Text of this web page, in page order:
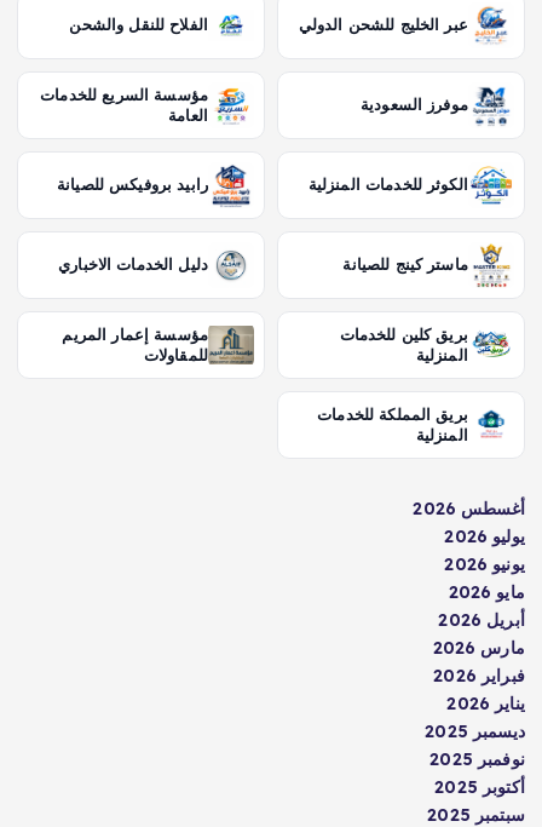
عبر الخليج للشحن الدولي الفلاح للنقل والشحن
موفرز السعودية
مؤسسة السريع للخدمات
العامة
الكوثر للخدمات المنزلية رابيد بروفيكس للصيانة
ماستر كينج للصيانة دليل الخدمات الاخباري
بريق كلين للخدمات
المنزلية
مؤسسة إعمار المريم
للمقاولات
بريق المملكة للخدمات
المنزلية
أغسطس 2026
يوليو 2026
يونيو 2026
مايو 2026
أبريل 2026
مارس 2026
فبراير 2026
يناير 2026
ديسمبر 2025
نوفمبر 2025
أكتوبر 2025
سبتمبر 2025